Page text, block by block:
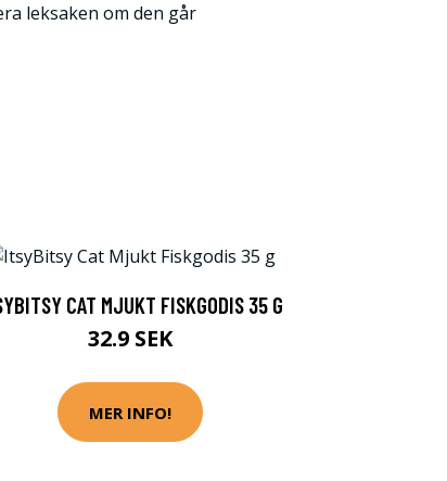
leksaken om den går
CAT MJUKT FISKGODIS 35 G
32.9 SEK
MER INFO!